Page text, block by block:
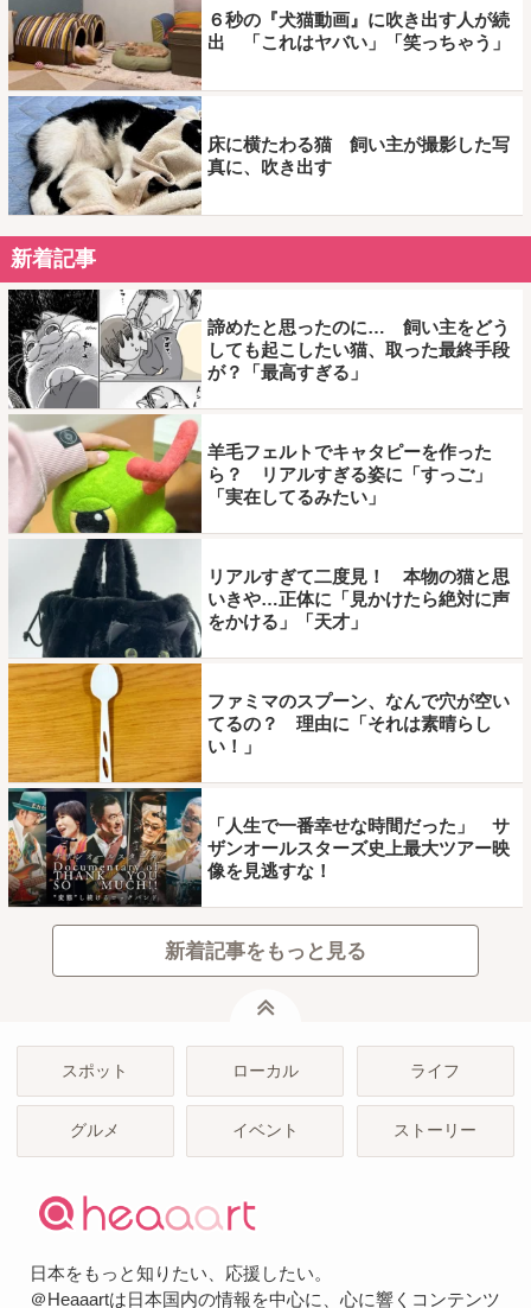
６秒の『犬猫動画』に吹き出す人が続
出 「これはヤバい」「笑っちゃう」
床に横たわる猫 飼い主が撮影した写
真に、吹き出す
新着記事
諦めたと思ったのに… 飼い主をどう
しても起こしたい猫、取った最終手段
が？「最高すぎる」
羊毛フェルトでキャタピーを作った
ら？ リアルすぎる姿に「すっご」
「実在してるみたい」
リアルすぎて二度見！ 本物の猫と思
いきや…正体に「見かけたら絶対に声
をかける」「天才」
ファミマのスプーン、なんで穴が空い
てるの？ 理由に「それは素晴らし
い！」
「人生で一番幸せな時間だった」 サ
ザンオールスターズ史上最大ツアー映
像を見逃すな！
新着記事をもっと見る
スポット ローカル ライフ
グルメ イベント ストーリー
日本をもっと知りたい、応援したい。
＠Heaaartは日本国内の情報を中心に、心に響くコンテンツ